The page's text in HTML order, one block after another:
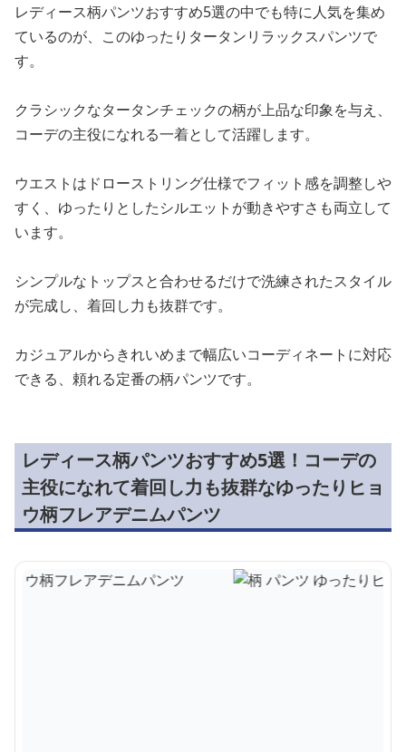
レディース柄パンツおすすめ5選の中でも特に人気を集め
ているのが、このゆったりタータンリラックスパンツで
す。
クラシックなタータンチェックの柄が上品な印象を与え、
コーデの主役になれる一着として活躍します。
ウエストはドローストリング仕様でフィット感を調整しや
すく、ゆったりとしたシルエットが動きやすさも両立して
います。
シンプルなトップスと合わせるだけで洗練されたスタイル
が完成し、着回し力も抜群です。
カジュアルからきれいめまで幅広いコーディネートに対応
できる、頼れる定番の柄パンツです。
レディース柄パンツおすすめ5選！コーデの
主役になれて着回し力も抜群なゆったりヒョ
ウ柄フレアデニムパンツ